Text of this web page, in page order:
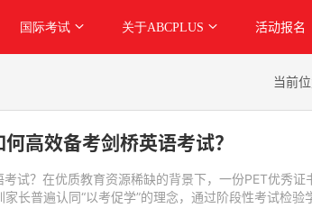
国际考试 关于ABCPLUS 活动报名
当前位
高效备考剑桥英语考试？
试？在优质教育资源稀缺的背景下，一份PET优秀
长普遍认同“以考促学”的理念，通过阶段性考试检验